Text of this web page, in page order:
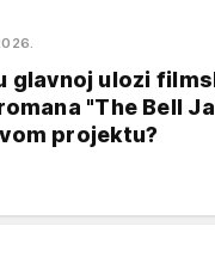
glavnoj ulozi
"The Bell
projektu?